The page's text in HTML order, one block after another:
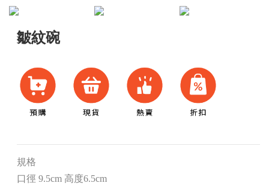
皺紋碗
規格
口徑 9.5cm 高度6.5cm